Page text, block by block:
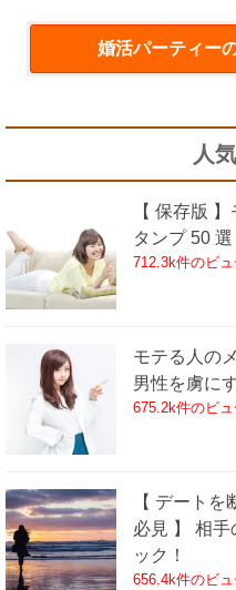
婚活パーティー
人
【 保存版
タンプ 50
712.3k件のビュ
モテる人の
男性を虜に
675.2k件のビュ
【 デート
必見 】 相手
ック！
656.4k件のビュ